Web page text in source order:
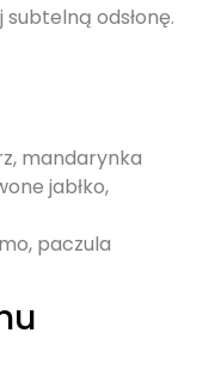
odsłonę.
mandarynka
jabłko,
paczula